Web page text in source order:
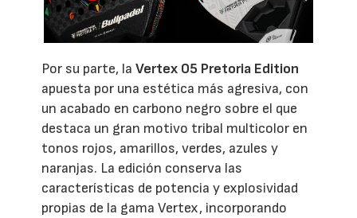
Por su parte, laVertex 05 Pretoria Edition
apuesta por una estética más agresiva, con
un acabado en carbono negro sobre el que
destaca un gran motivo tribal multicolor en
tonos rojos, amarillos, verdes, azules y
naranjas. La edición conserva las
características de potencia y explosividad
propias de la gama Vertex, incorporando